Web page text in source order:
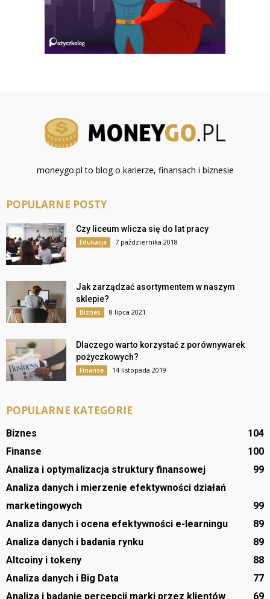
moneygo.pl to blog o karierze, finansach i biznesie
POPULARNE POSTY
Czy liceum wlicza się do lat pracy
Edukacja 7 października 2018
Jak zarządzać asortymentem w naszym
sklepie?
Biznes 8 lipca 2021
Dlaczego warto korzystać z porównywarek
pożyczkowych?
Finanse 14 listopada 2019
POPULARNE KATEGORIE
Biznes
104
Finanse
100
Analiza i optymalizacja struktury finansowej
99
Analiza danych i mierzenie efektywności działań
marketingowych
99
Analiza danych i ocena efektywności e-learningu
89
Analiza danych i badania rynku
89
Altcoiny i tokeny
88
Analiza danych i Big Data
77
Analiza i badanie percepcji marki przez klientów
69